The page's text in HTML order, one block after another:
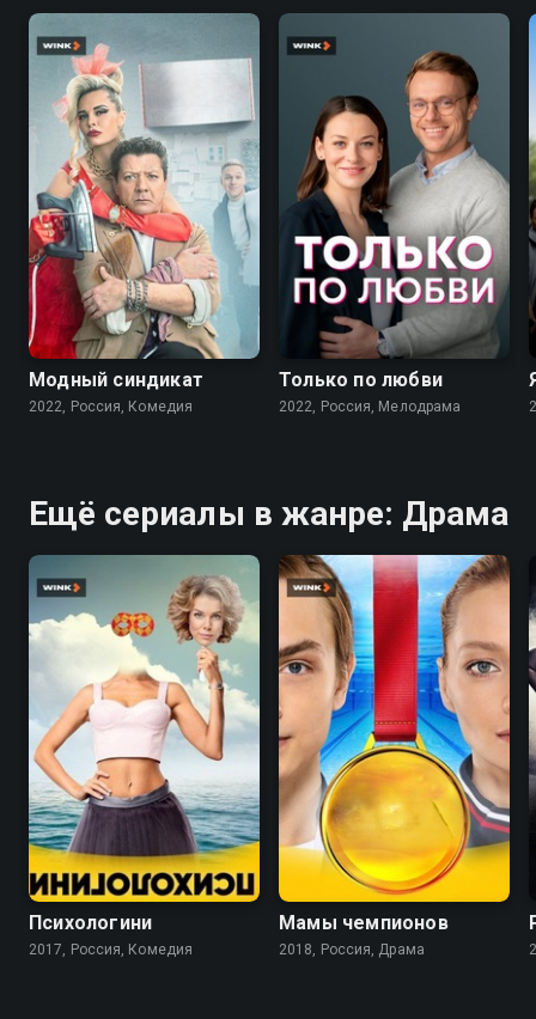
7.6
Модный синдикат
2022, Россия, Комедия
Только по любви
2022, Россия, Мелодрама
Ещё сериалы в жанре: Драма
7.9
Психологини
2017, Россия, Комедия
8.1
Мамы чемпионов
2018, Россия, Драма